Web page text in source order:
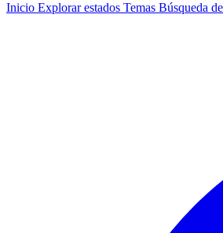
Inicio Explorar estados Temas Búsqueda